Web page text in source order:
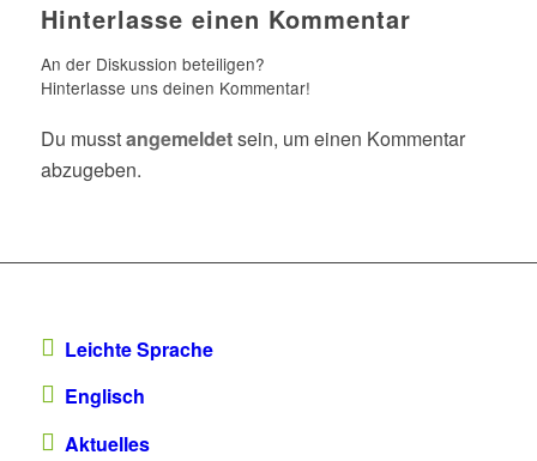
Hinterlasse einen Kommentar
An der Diskussion beteiligen?
Hinterlasse uns deinen Kommentar!
Du musstangemeldetsein, um einen Kommentar
abzugeben.
Leichte Sprache
Englisch
Aktuelles